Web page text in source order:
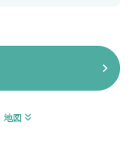
chevron_right
地図 keyboard_double_arrow_down